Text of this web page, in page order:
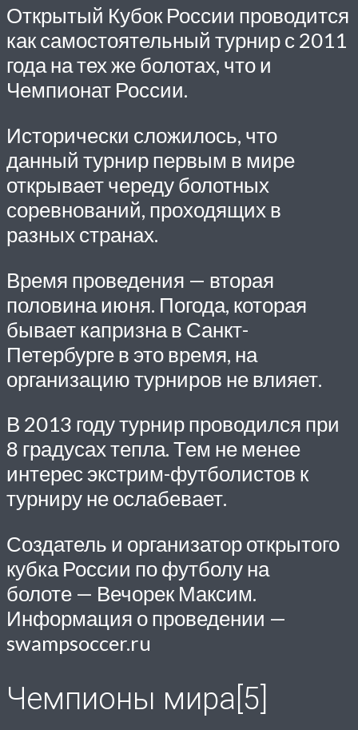
Открытый Кубок России проводится
как самостоятельный турнир с 2011
года на тех же болотах, что и
Чемпионат России.
Исторически сложилось, что
данный турнир первым в мире
открывает череду болотных
соревнований, проходящих в
разных странах.
Время проведения — вторая
половина июня. Погода, которая
бывает капризна в Санкт-
Петербурге в это время, на
организацию турниров не влияет.
В 2013 году турнир проводился при
8 градусах тепла. Тем не менее
интерес экстрим-футболистов к
турниру не ослабевает.
Создатель и организатор открытого
кубка России по футболу на
болоте — Вечорек Максим.
Информация о проведении —
swampsoccer.ru
Чемпионы мира[5]